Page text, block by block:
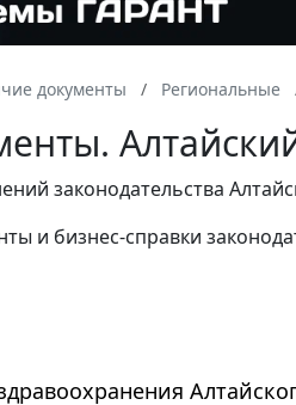
документы Региональные
законодательства
и бизнес-справки